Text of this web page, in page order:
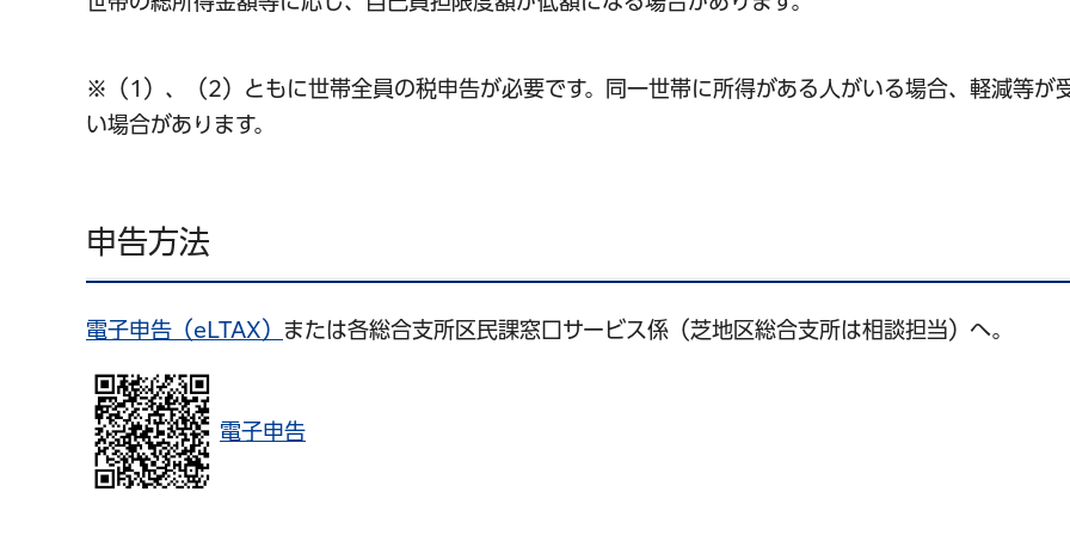
※（1）、（2）ともに世帯全員の税申告が必要です。同一世帯に所得がある人がいる場合、軽減等が
い場合があります。
申告方法
電子申告（eLTAX） または各総合支所区民課窓口サービス係（芝地区総合支所は相談担当）へ。
電子申告